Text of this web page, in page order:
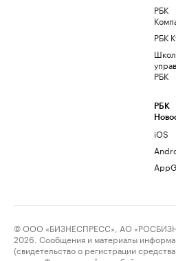
РБК
РБК
РБК
РБК
iOS
© ООО «БИЗНЕСПРЕСС», АО
2026. Сообщения и материалы
(свидетельство о регистрации